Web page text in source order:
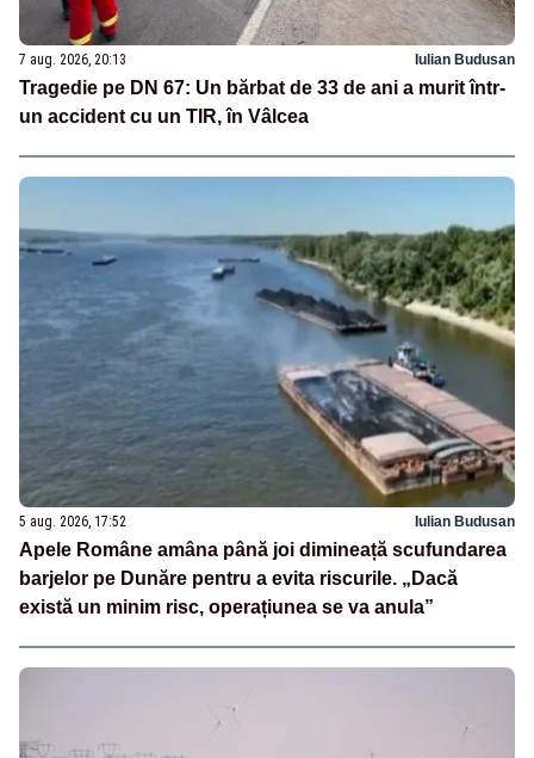
7 aug. 2026, 20:13 Iulian Budusan
Tragedie pe DN 67: Un bărbat de 33 de ani a murit într-
un accident cu un TIR, în Vâlcea
5 aug. 2026, 17:52 Iulian Budusan
Apele Române amâna până joi dimineață scufundarea
barjelor pe Dunăre pentru a evita riscurile. „Dacă
există un minim risc, operațiunea se va anula”